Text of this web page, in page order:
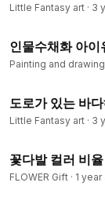
Little Fantasy art · 3
Painting and
도로가 있는 바
Little Fantasy art · 3
꽃다발 컬러 비
FLOWER Gift · 1 year